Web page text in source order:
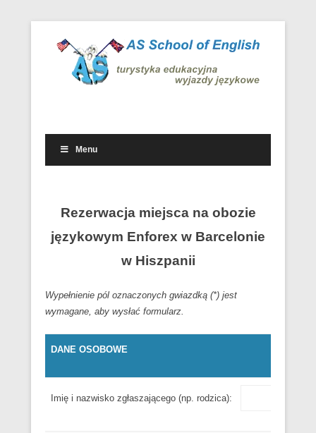
Menu
Rezerwacja miejsca na obozie
językowym Enforex w Barcelonie
w Hiszpanii
Wypełnienie pól oznaczonych gwiazdką (*) jest
wymagane, aby wysłać formularz.
DANE OSOBOWE
Imię i nazwisko zgłaszającego (np. rodzica):